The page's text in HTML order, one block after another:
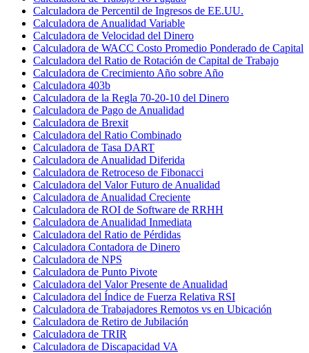
Calculadora de Percentil de Ingresos de EE.UU.
Calculadora de Anualidad Variable
Calculadora de Velocidad del Dinero
Calculadora de WACC Costo Promedio Ponderado de Capital
Calculadora del Ratio de Rotación de Capital de Trabajo
Calculadora de Crecimiento Año sobre Año
Calculadora 403b
Calculadora de la Regla 70-20-10 del Dinero
Calculadora de Pago de Anualidad
Calculadora de Brexit
Calculadora del Ratio Combinado
Calculadora de Tasa DART
Calculadora de Anualidad Diferida
Calculadora de Retroceso de Fibonacci
Calculadora del Valor Futuro de Anualidad
Calculadora de Anualidad Creciente
Calculadora de ROI de Software de RRHH
Calculadora de Anualidad Inmediata
Calculadora del Ratio de Pérdidas
Calculadora Contadora de Dinero
Calculadora de NPS
Calculadora de Punto Pivote
Calculadora del Valor Presente de Anualidad
Calculadora del Índice de Fuerza Relativa RSI
Calculadora de Trabajadores Remotos vs en Ubicación
Calculadora de Retiro de Jubilación
Calculadora de TRIR
Calculadora de Discapacidad VA